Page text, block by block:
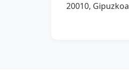
20010, Gipuzkoa